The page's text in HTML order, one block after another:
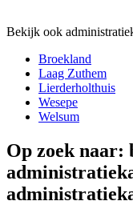
Bekijk ook
Broekland
Laag Zuthem
Lierderholthuis
Wesepe
Welsum
Op zoek naar: